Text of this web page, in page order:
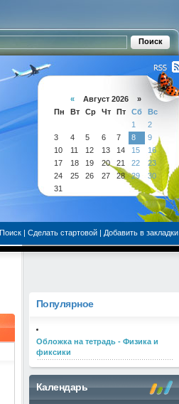
« Август 2026 »
Пн
Вт Ср Чт Пт Сб
Вс
1
2
3
4 5 6 7 8
9
10
11 12 13 14 15
16
17
18 19 20 21 22
23
24
25 26 27 28 29
30
31
Поиск | Сделать стартовой | Добавить в закладки
Популярное
Обложка на тетрадь - Физика и
фиксики
Календарь